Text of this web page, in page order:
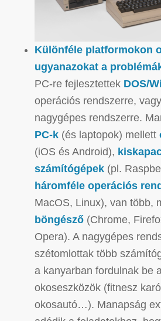
Különféle platformokon
ugyanazokat a
PC-re fejlesztettek DOS/
operációs rendszerre,
nagygépes rendszerre.
PC-k(és laptopok) mellett
(iOS és Android),
számítógépek(pl.
háromféle operációs
MacOS, Linux), van több,
böngésző (Chrome,
Opera). A nagygépes
szétomlottak több
a kanyarban fordulnak be
okoseszközök (fitnesz
okosautó…). Manapság